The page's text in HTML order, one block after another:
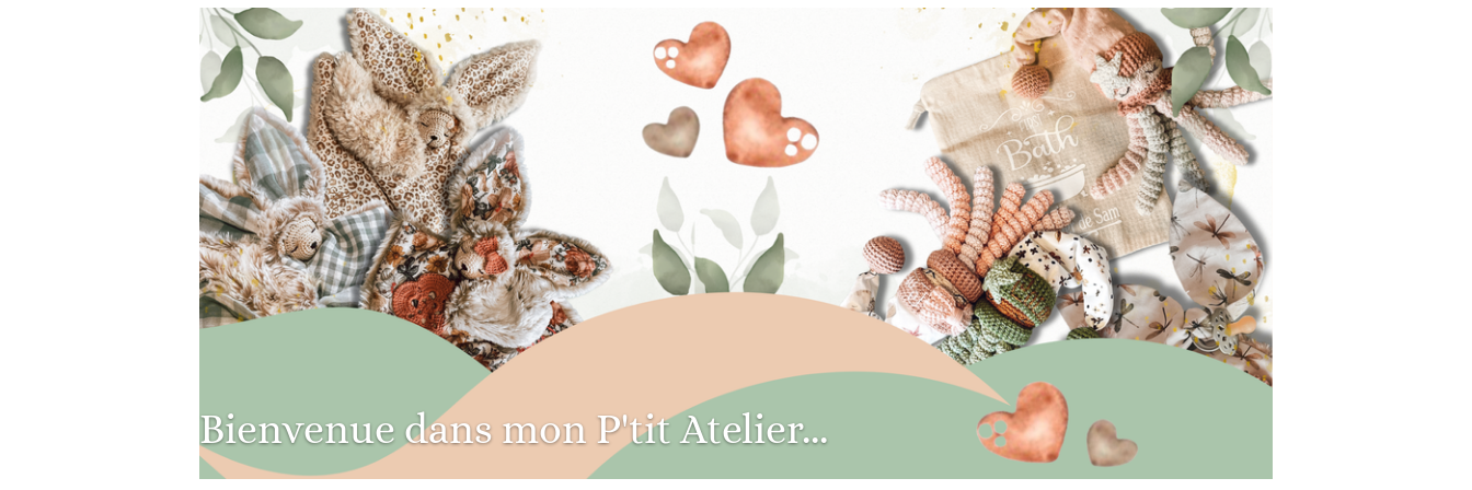
Bienvenue dans mon P'tit Atelier...